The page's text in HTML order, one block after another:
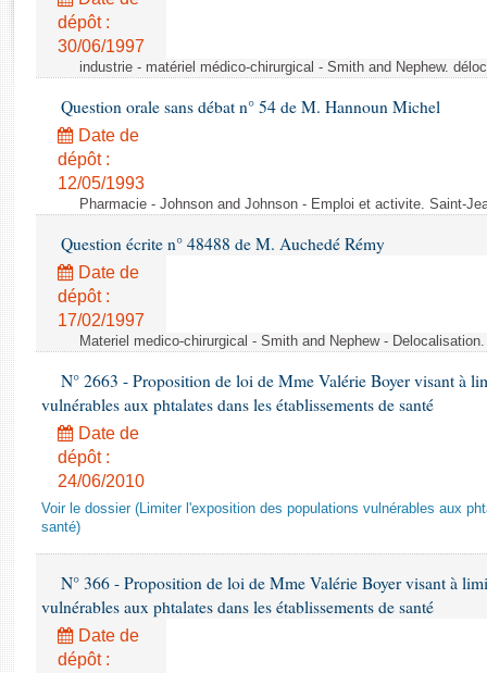
Rapports d'enquête
Rapports législatifs
Dossiers législatifs
Budget et sécurité sociale
Questions écrites et orales
dépôt :
30/06/1997
industrie - matériel médico-chirurgical - Smith and Nephew.
Question orale sans débat n° 54 de M. Hannoun Michel
Date de
dépôt :
12/05/1993
Pharmacie - Johnson and Johnson - Emploi et activite. Saint-
Question écrite n° 48488 de M. Auchedé Rémy
Date de
dépôt :
17/02/1997
Materiel medico-chirurgical - Smith and Nephew -
N° 2663 - Proposition de loi de Mme Valérie Boyer visant à
vulnérables aux phtalates dans les établissements de santé
Date de
dépôt :
24/06/2010
Voir le dossier (Limiter l'exposition des populations vulnérables aux
santé)
N° 366 - Proposition de loi de Mme Valérie Boyer visant à
vulnérables aux phtalates dans les établissements de santé
Date de
dépôt :